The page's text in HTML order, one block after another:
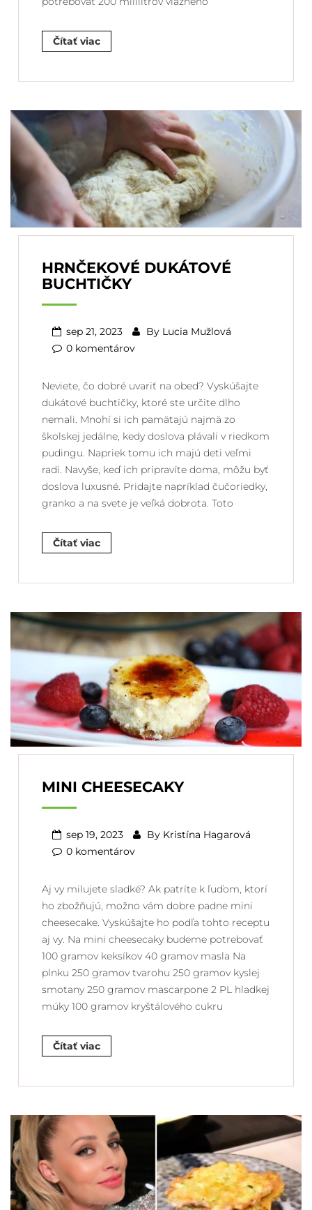
Čítať viac
HRNČEKOVÉ DUKÁTOVÉ
BUCHTIČKY
sep 21, 2023 By Lucia Mužlová
0 komentárov
Neviete, čo dobré uvariť na obed? Vyskúšajte
dukátové buchtičky, ktoré ste určite dlho
nemali. Mnohí si ich pamätajú najmä zo
školskej jedálne, kedy doslova plávali v riedkom
pudingu. Napriek tomu ich majú deti veľmi
radi. Navyše, keď ich pripravíte doma, môžu byť
doslova luxusné. Pridajte napríklad čučoriedky,
granko a na svete je veľká dobrota. Toto
Čítať viac
MINI CHEESECAKY
sep 19, 2023 By Kristína Hagarová
0 komentárov
Aj vy milujete sladké? Ak patríte k ľuďom, ktorí
ho zbožňujú, možno vám dobre padne mini
cheesecake. Vyskúšajte ho podľa tohto receptu
aj vy. Na mini cheesecaky budeme potrebovať
100 gramov keksíkov 40 gramov masla Na
plnku 250 gramov tvarohu 250 gramov kyslej
smotany 250 gramov mascarpone 2 PL hladkej
múky 100 gramov kryštálového cukru
Čítať viac